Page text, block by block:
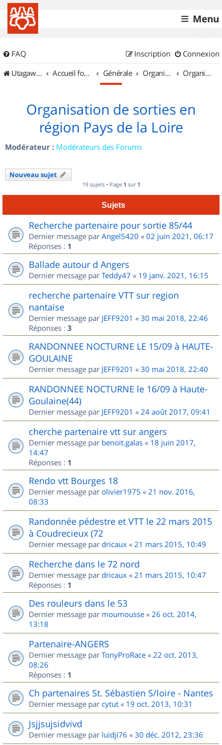
Menu
FAQ Connexion
Inscription
UtagawaVTT (Randos VTT et VTTAE avec traces GPS)
Accueil forum Générale Organisation de sorties & Recherche de partenaires Organisation de sorties en région Pays de la Loire
Organisation de sorties en
région Pays de la Loire
Modérateur : Modérateurs des Forums
Nouveau sujet
19 sujets • Page 1 sur 1
Sujets
Recherche partenaire pour sortie 85/44
Dernier message par Angel5420 « 02 juin 2021, 06:17
Réponses : 1
Ballade autour d Angers
Dernier message par Teddy47 « 19 janv. 2021, 16:15
recherche partenaire VTT sur region
nantaise
Dernier message par JEFF9201 « 30 mai 2018, 22:46
Réponses : 3
RANDONNEE NOCTURNE LE 15/09 à HAUTE-
GOULAINE
Dernier message par JEFF9201 « 30 mai 2018, 22:40
RANDONNEE NOCTURNE le 16/09 à Haute-
Goulaine(44)
Dernier message par JEFF9201 « 24 août 2017, 09:41
cherche partenaire vtt sur angers
Dernier message par benoit.galas « 18 juin 2017,
14:47
Réponses : 1
Rendo vtt Bourges 18
Dernier message par olivier1975 « 21 nov. 2016,
08:33
Randonnée pédestre et VTT le 22 mars 2015
à Coudrecieux (72
Dernier message par dricaux « 21 mars 2015, 10:49
Recherche dans le 72 nord
Dernier message par dricaux « 21 mars 2015, 10:47
Réponses : 1
Des rouleurs dans le 53
Dernier message par moumousse « 26 oct. 2014,
13:18
Partenaire-ANGERS
Dernier message par TonyProRace « 22 oct. 2013,
08:26
Réponses : 1
Ch partenaires St. Sébastien S/loire - Nantes
Dernier message par cytut « 19 oct. 2013, 10:31
Jsjjsujsidvivd
Dernier message par luidji76 « 30 déc. 2012, 23:36